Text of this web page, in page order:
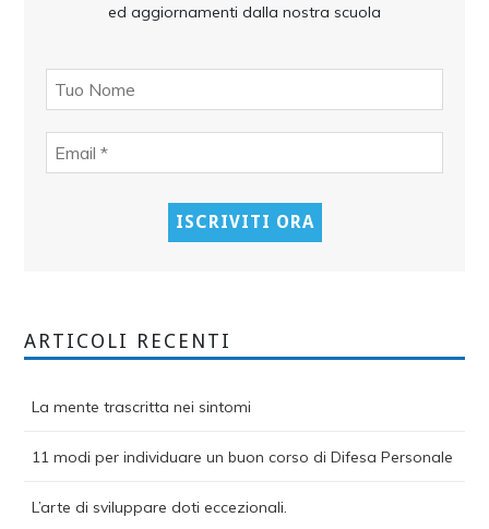
ed aggiornamenti dalla nostra scuola
ARTICOLI RECENTI
La mente trascritta nei sintomi
11 modi per individuare un buon corso di Difesa Personale
L’arte di sviluppare doti eccezionali.